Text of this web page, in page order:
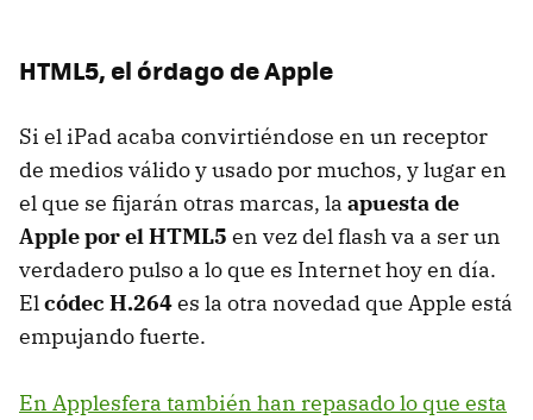
HTML5, el órdago de Apple
Si el iPad acaba convirtiéndose en un receptor
de medios válido y usado por muchos, y lugar en
el que se fijarán otras marcas, la apuesta de
Apple por el HTML5 en vez del flash va a ser un
verdadero pulso a lo que es Internet hoy en día.
El códec H.264es la otra novedad que Apple está
empujando fuerte.
En Applesfera también han repasado lo que esta